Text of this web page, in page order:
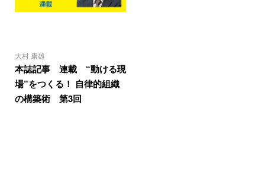
大村 康雄
本誌記事 連載 “動ける現
場”をつくる！ 自律的組織
の構築術 第3回